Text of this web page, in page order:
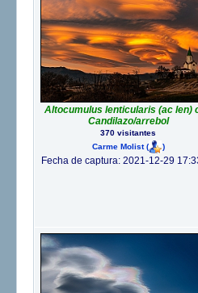
Altocumulus lenticularis (ac len)
Candilazo/arrebol
370 visitantes
Carme Molist( )
Fecha de captura: 2021-12-29